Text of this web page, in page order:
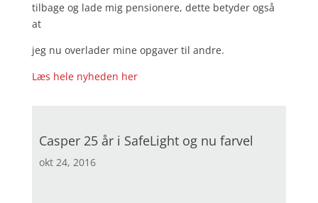
tilbage og lade mig pensionere, dette betyder også
at
jeg nu overlader mine opgaver til andre.
Læs hele nyheden her
Casper 25 år i SafeLight og nu farvel
okt 24, 2016